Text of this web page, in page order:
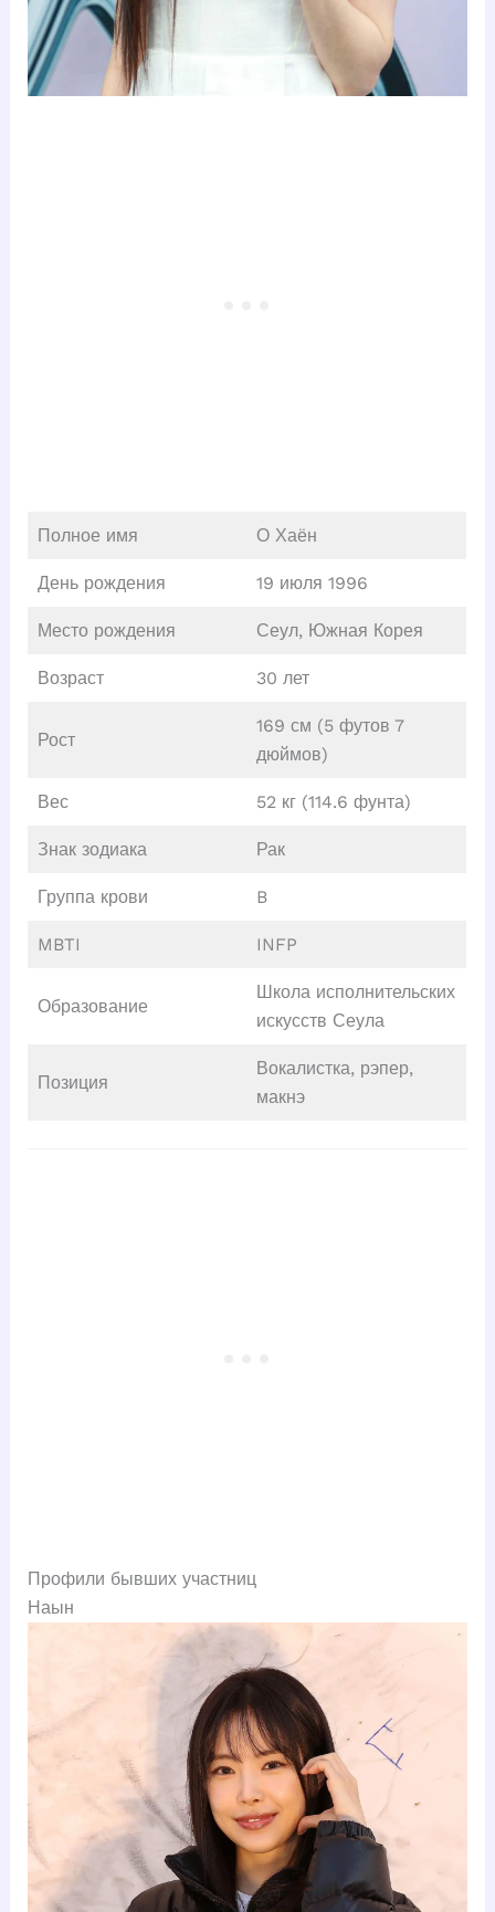
Полное имя О Хаён
День рождения 19 июля 1996
Место рождения Сеул, Южная Корея
Возраст 30 лет
Рост
169 см (5 футов 7
дюймов)
Вес 52 кг (114.6 фунта)
Знак зодиака Рак
Группа крови B
MBTI INFP
Образование
Школа исполнительских
искусств Сеула
Позиция
Вокалистка, рэпер,
макнэ
Профили бывших участниц
Наын